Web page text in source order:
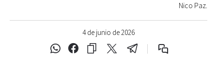
4 de junio de 2026
Nico Paz.